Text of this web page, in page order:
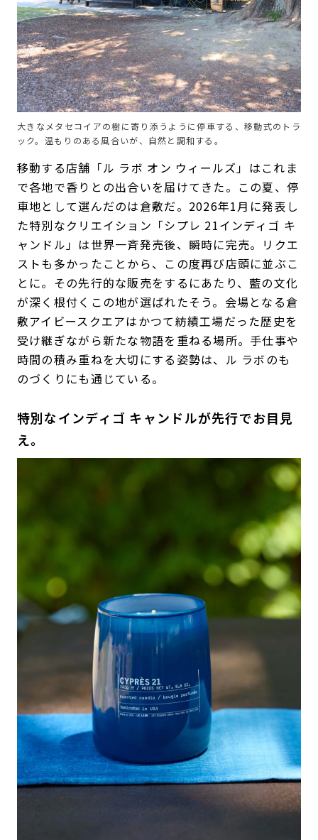
大きなメタセコイアの樹に寄り添うように停車する、移動式のトラ
ック。温もりのある風合いが、自然と調和する。
移動する店舗「ル ラボ オン ウィールズ」はこれま
で各地で香りとの出合いを届けてきた。この夏、停
車地として選んだのは倉敷だ。2026年1月に発表し
た特別なクリエイション「シプレ 21インディゴ キ
ャンドル」は世界一斉発売後、瞬時に完売。リクエ
ストも多かったことから、この度再び店頭に並ぶこ
とに。その先行的な販売をするにあたり、藍の文化
が深く根付くこの地が選ばれたそう。会場となる倉
敷アイビースクエアはかつて紡績工場だった歴史を
受け継ぎながら新たな物語を重ねる場所。手仕事や
時間の積み重ねを大切にする姿勢は、ル ラボのも
のづくりにも通じている。
特別なインディゴ キャンドルが先行でお目見
え。